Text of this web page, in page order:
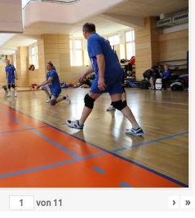
von 11 › »